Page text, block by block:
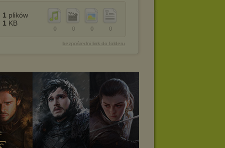
0
0
0
0
1 plików
1 KB
bezpośredni link do folderu